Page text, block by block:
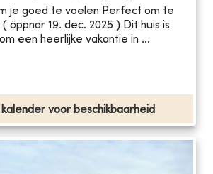
je goed te voelen Perfect om te
( öppnar 19. dec. 2025 ) Dit huis is
een heerlijke vakantie in ...
kalender voor beschikbaarheid